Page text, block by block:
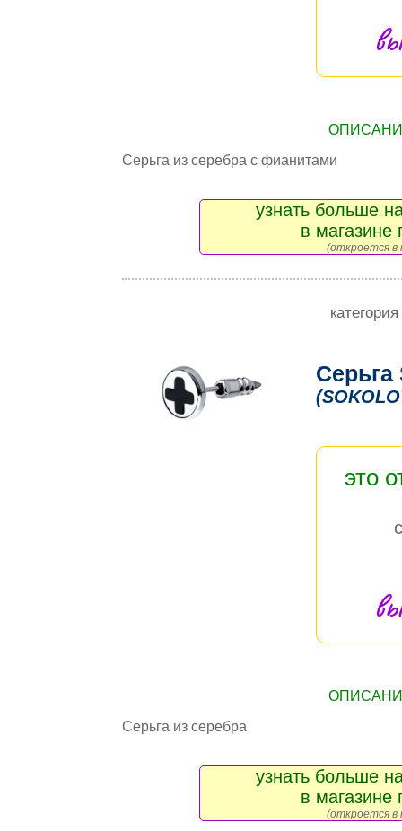
Серьга из серебра с фианитами
узнать больше
в магазине
(откроется в
Серьга
это
Серьга из серебра
узнать больше
в магазине
(откроется в